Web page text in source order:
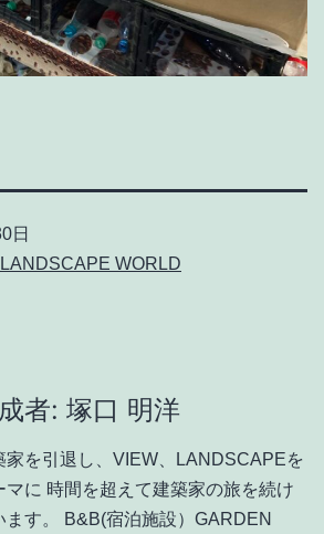
日
WORLD
者: 塚口 明洋
家を引退し、VIEW、LANDSCAPEを
マに 時間を超えて建築家の旅を続け
ます。 B&B(宿泊施設）GARDEN